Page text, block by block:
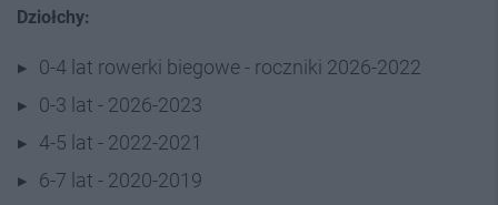
Dziołchy:
0-4 lat rowerki biegowe - roczniki 2026-2022
0-3 lat - 2026-2023
4-5 lat - 2022-2021
6-7 lat - 2020-2019